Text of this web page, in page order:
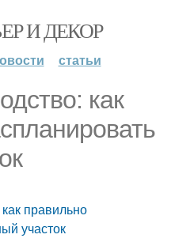
И ДЕКОР
статьи
как
правильно
участок